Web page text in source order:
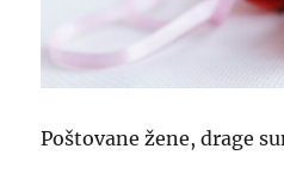
Poštovane žene, drage